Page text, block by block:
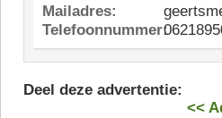
Mailadres:
Telefoonnummer:
Deel deze advertentie:
<<